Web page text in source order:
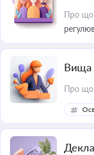
Про що
Вища
Про що